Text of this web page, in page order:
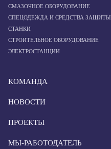
СМАЗОЧНОЕ ОБОРУДОВАНИЕ
СПЕЦОДЕЖДА И СРЕДСТВА ЗАЩИТЫ
СТАНКИ
СТРОИТЕЛЬНОЕ ОБОРУДОВАНИЕ
ЭЛЕКТРОСТАНЦИИ
КОМАНДА
НОВОСТИ
ПРОЕКТЫ
МЫ-РАБОТОДАТЕЛЬ